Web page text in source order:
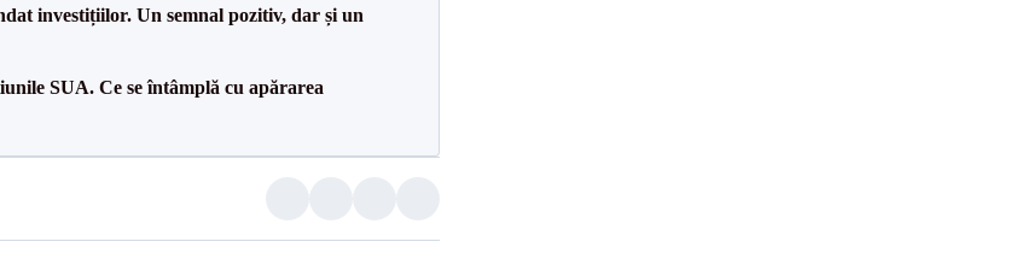
investițiilor. Un semnal pozitiv, dar și un
SUA. Ce se întâmplă cu apărarea